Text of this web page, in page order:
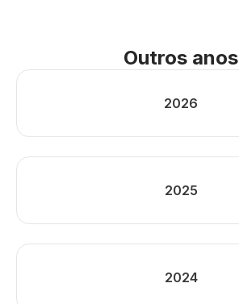
Outros anos
2026
2025
2024